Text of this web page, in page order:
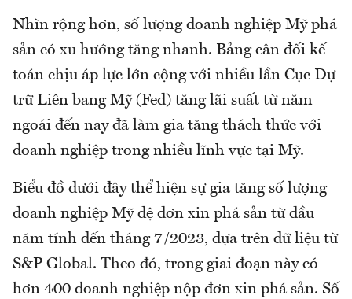
Nhìn rộng hơn, số lượng doanh nghiệp Mỹ phá
sản có xu hướng tăng nhanh. Bảng cân đối kế
toán chịu áp lực lớn cộng với nhiều lần Cục Dự
trữ Liên bang Mỹ (Fed) tăng lãi suất từ năm
ngoái đến nay đã làm gia tăng thách thức với
doanh nghiệp trong nhiều lĩnh vực tại Mỹ.
Biểu đồ dưới đây thể hiện sự gia tăng số lượng
doanh nghiệp Mỹ đệ đơn xin phá sản từ đầu
năm tính đến tháng 7/2023, dựa trên dữ liệu từ
S&P Global. Theo đó, trong giai đoạn này có
hơn 400 doanh nghiệp nộp đơn xin phá sản. Số